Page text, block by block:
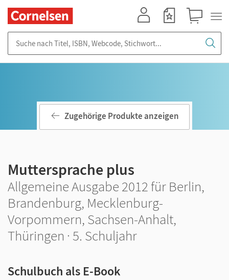
Zugehörige Produkte anzeigen
Muttersprache plus
Allgemeine Ausgabe 2012 für Berlin,
Brandenburg, Mecklenburg-
Vorpommern, Sachsen-Anhalt,
Thüringen · 5. Schuljahr
Schulbuch als E-Book